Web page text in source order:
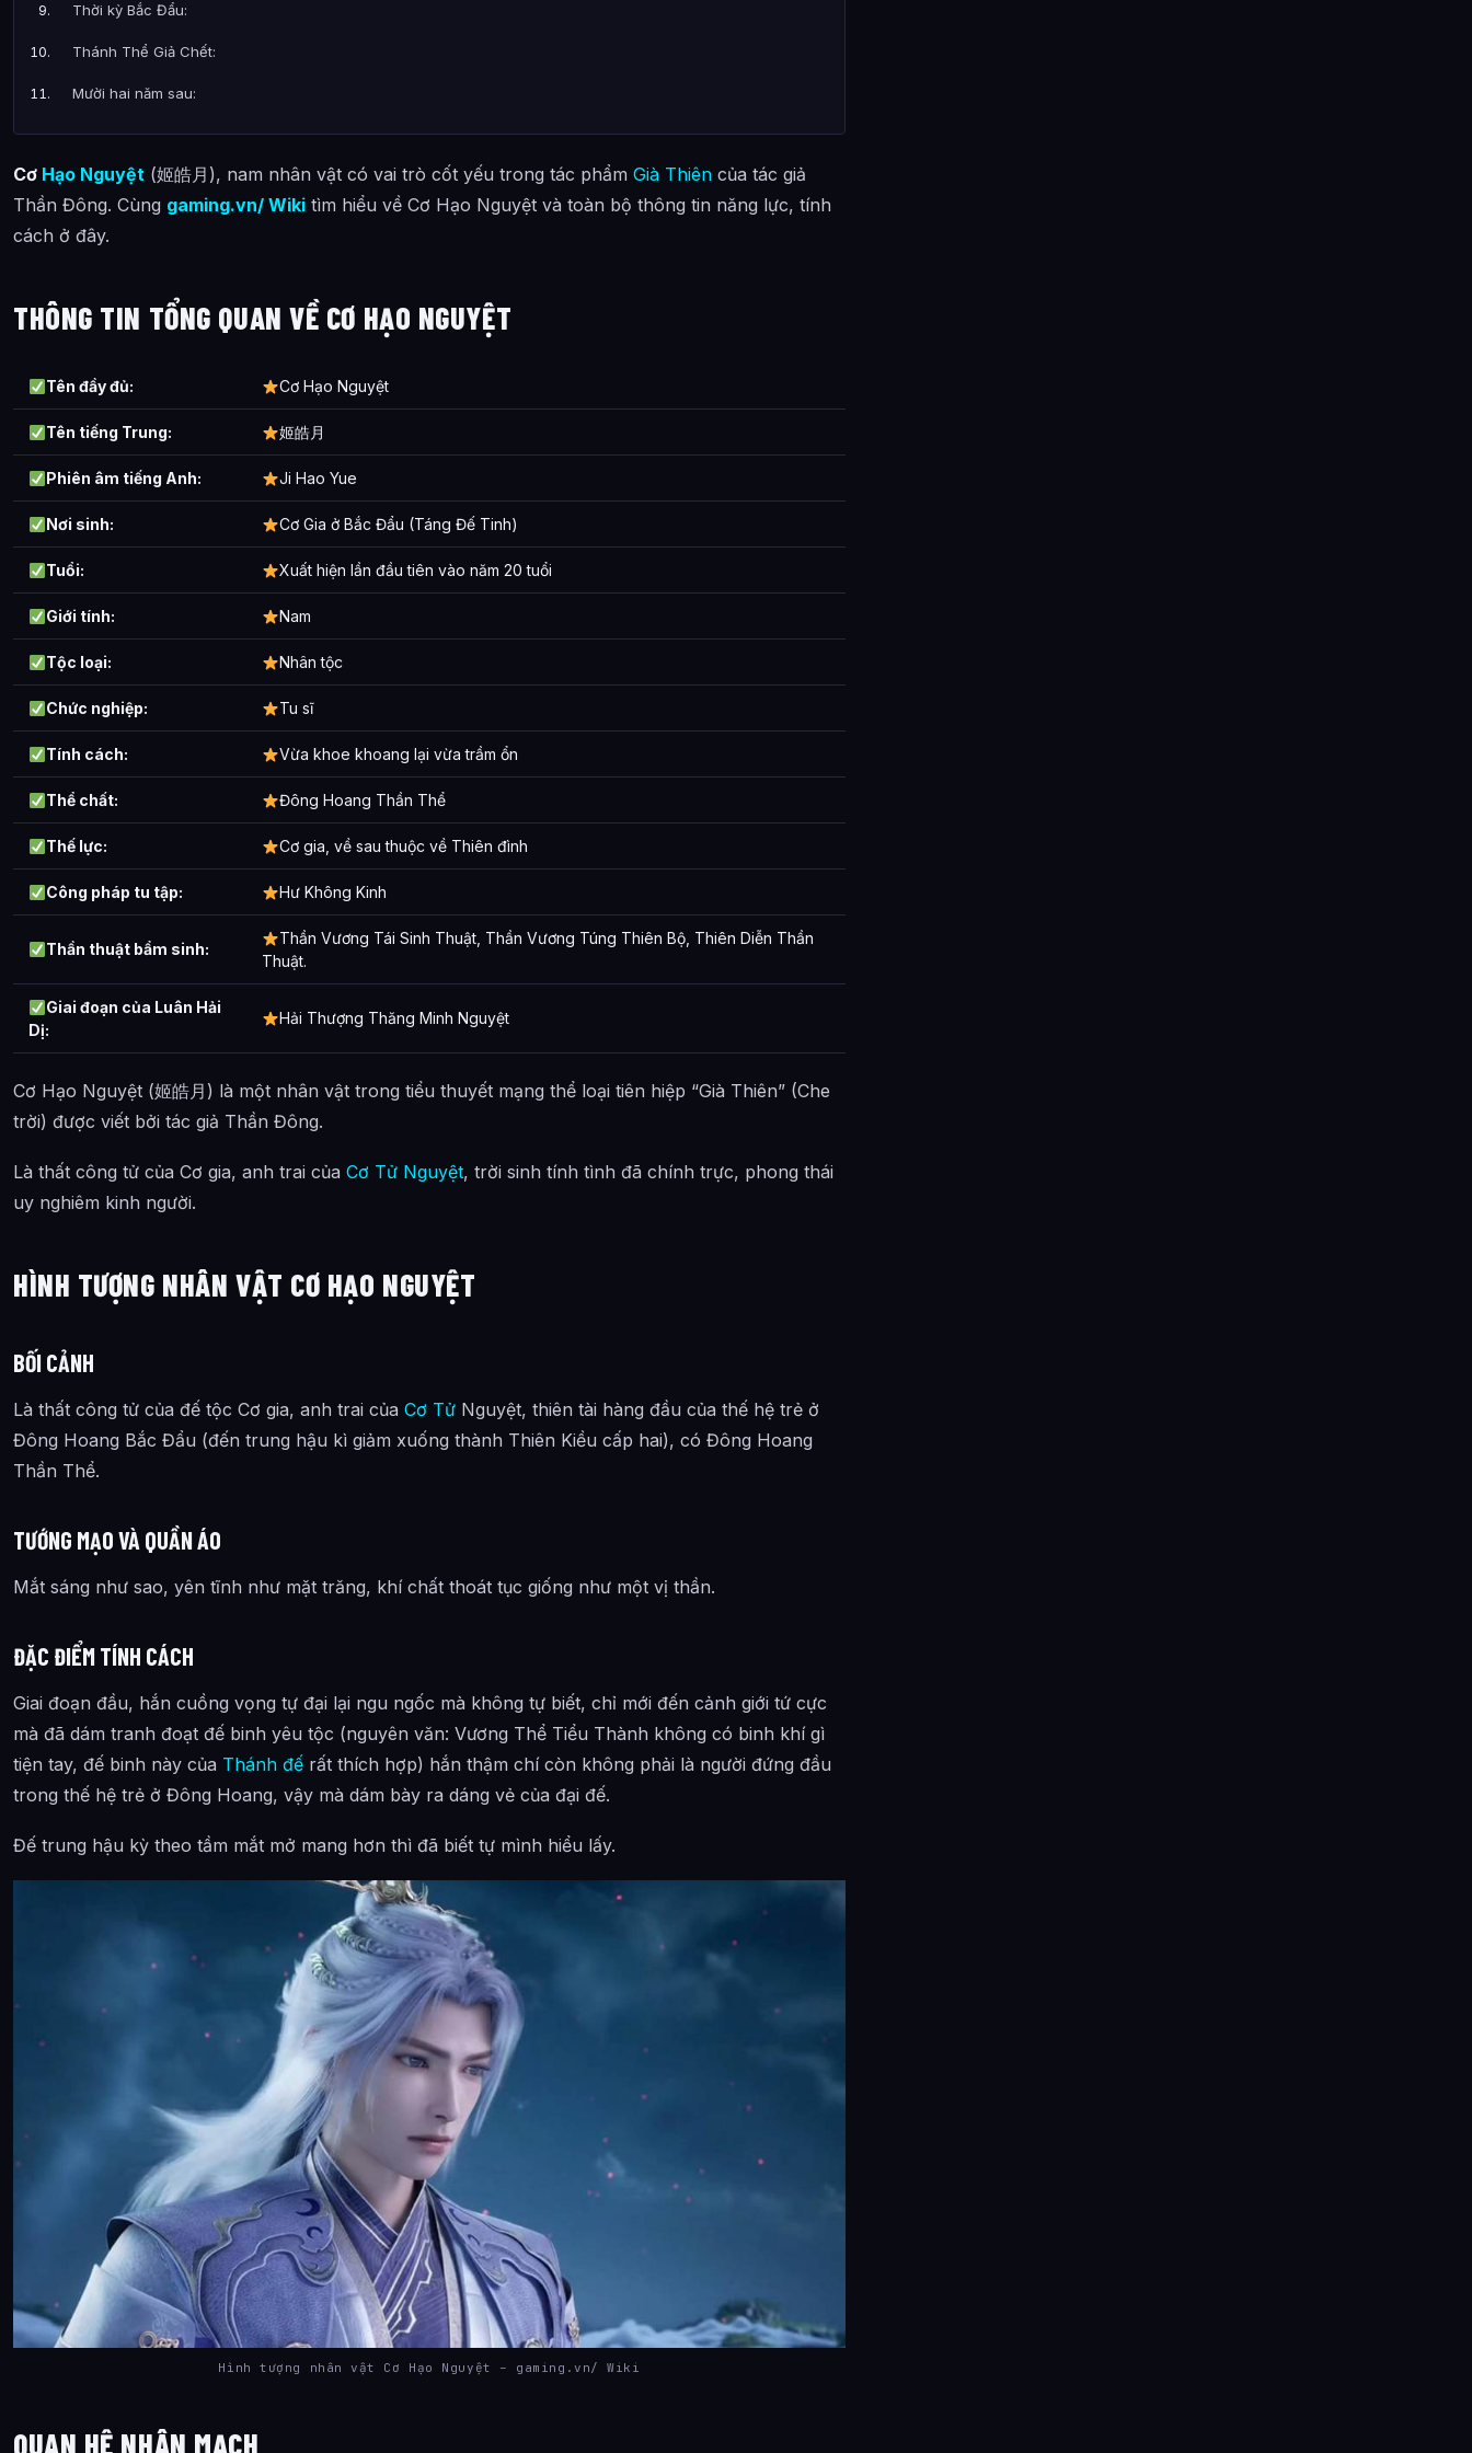
Thời kỳ Bắc Đẩu:
Thánh Thể Giả Chết:
Mười hai năm sau:
Hắc ám hỗn loạn:
Cử Giáo Thành Tiên:
Chương truyện Cơ Hạo Nguyệt xuất hiện tiêu biểu
Bài Viết Liên Quan
Cơ Hạo Nguyệt là ai?
Cảnh giới tu luyện của Cơ Hạo Nguyệt như thế nào?
Cơ Hạo Nguyệt xuất hiện trong tác phẩm nào?
Thông tin về Cơ Hạo Nguyệt được tổng hợp từ đâu?
Cơ Hạo Nguyệt (姬皓月), nam nhân vật có vai trò cốt yếu trong tác phẩm Già Thiên của tác giả
Thần Đông. Cùng gaming.vn/ Wiki tìm hiểu về Cơ Hạo Nguyệt và toàn bộ thông tin năng lực, tính
cách ở đây.
THÔNG TIN TỔNG QUAN VỀ CƠ HẠO NGUYỆT
Tên đầy đủ: Cơ Hạo Nguyệt
Tên tiếng Trung: 姬皓月
Phiên âm tiếng Anh: Ji Hao Yue
Nơi sinh: Cơ Gia ở Bắc Đẩu (Táng Đế Tinh)
Tuổi: Xuất hiện lần đầu tiên vào năm 20 tuổi
Giới tính: Nam
Tộc loại: Nhân tộc
Chức nghiệp: Tu sĩ
Tính cách: Vừa khoe khoang lại vừa trầm ổn
Thể chất: Đông Hoang Thần Thể
Thế lực: Cơ gia, về sau thuộc về Thiên đình
Công pháp tu tập: Hư Không Kinh
Thần thuật bẩm sinh:
Thần Vương Tái Sinh Thuật, Thần Vương Túng Thiên Bộ, Thiên Diễn Thần
Thuật.
Giai đoạn của Luân Hải
Dị:
Hải Thượng Thăng Minh Nguyệt
Cơ Hạo Nguyệt (姬皓月) là một nhân vật trong tiểu thuyết mạng thể loại tiên hiệp “Già Thiên” (Che
trời) được viết bởi tác giả Thần Đông.
Là thất công tử của Cơ gia, anh trai của Cơ Tử Nguyệt, trời sinh tính tình đã chính trực, phong thái
uy nghiêm kinh người.
HÌNH TƯỢNG NHÂN VẬT CƠ HẠO NGUYỆT
BỐI CẢNH
Là thất công tử của đế tộc Cơ gia, anh trai của Cơ Tử Nguyệt, thiên tài hàng đầu của thế hệ trẻ ở
Đông Hoang Bắc Đẩu (đến trung hậu kì giảm xuống thành Thiên Kiều cấp hai), có Đông Hoang
Thần Thể.
TƯỚNG MẠO VÀ QUẦN ÁO
Mắt sáng như sao, yên tĩnh như mặt trăng, khí chất thoát tục giống như một vị thần.
ĐẶC ĐIỂM TÍNH CÁCH
Giai đoạn đầu, hắn cuồng vọng tự đại lại ngu ngốc mà không tự biết, chỉ mới đến cảnh giới tứ cực
mà đã dám tranh đoạt đế binh yêu tộc (nguyên văn: Vương Thể Tiểu Thành không có binh khí gì
tiện tay, đế binh này của Thánh đế rất thích hợp) hắn thậm chí còn không phải là người đứng đầu
trong thế hệ trẻ ở Đông Hoang, vậy mà dám bày ra dáng vẻ của đại đế.
Đế trung hậu kỳ theo tầm mắt mở mang hơn thì đã biết tự mình hiểu lấy.
Hình tượng nhân vật Cơ Hạo Nguyệt – gaming.vn/ Wiki
QUAN HỆ NHÂN MẠCH